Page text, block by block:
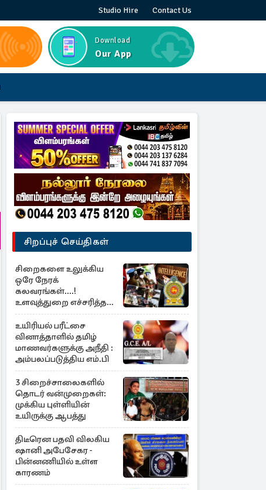
Studio Hire Contact Us
Download
Our App
சிறப்புச் செய்திகள்
சிறைகளை உலுக்கிய
ஒரே நேரக்
கலவரங்கள்....!
உளவுத்துறை எச்சரித்த
பாரிய சதி அம்பலம்
உயிரியல் பரீட்சை
வினாத்தாளில் தமிழ்
மாணவர்களுக்கு அநீதி :
அம்பலப்படுத்திய எம்.பி
3 சிறைச்சாலைகளில்
தொடர் வன்முறைகள்:
முக்கிய புள்ளியின்
உயிருக்கு ஆபத்து
திடீரென பதவி விலகிய
ஷானி அபேசேகர -
பின்னணியில் உள்ள
காரணம்